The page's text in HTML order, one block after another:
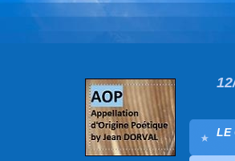
LE